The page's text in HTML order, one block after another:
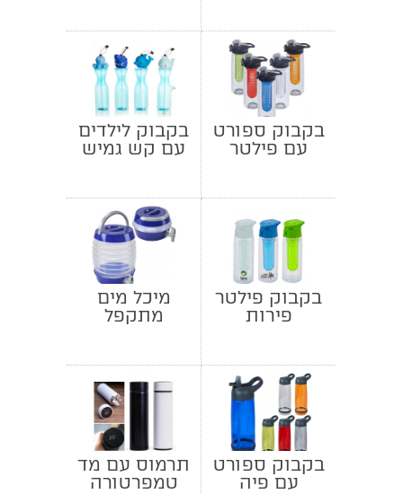
בקבוק ספורט
עם פילטר
בקבוק לילדים
עם קש גמיש
בקבוק פילטר
פירות
מיכל מים
מתקפל
בקבוק ספורט
עם פיה
תרמוס עם מד
טמפרטורה